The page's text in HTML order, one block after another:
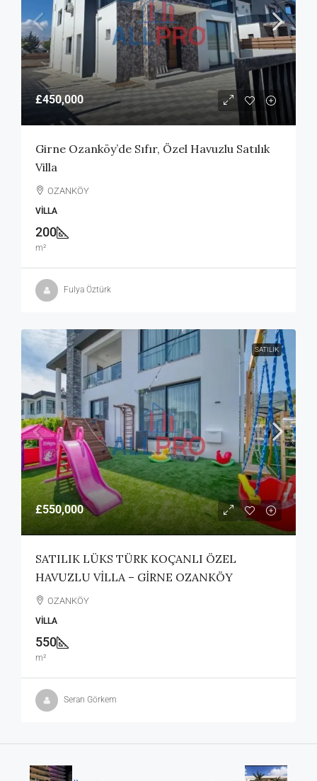
£450,000
Girne Ozanköy’de Sıfır, Özel Havuzlu Satılık
Villa
OZANKÖY
VILLA
200
m²
Fulya Öztürk
SATILIK
£550,000
SATILIK LÜKS TÜRK KOÇANLI ÖZEL
HAVUZLU VİLLA – GİRNE OZANKÖY
OZANKÖY
VILLA
550
m²
Seran Görkem